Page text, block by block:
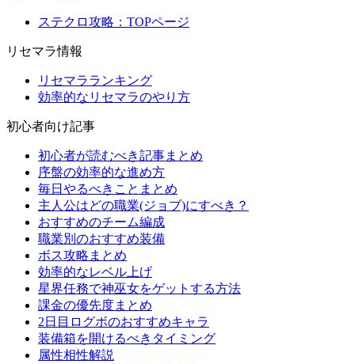
ステクロ攻略：TOPページ
リセマラ情報
リセマラランキング
効率的なリセマラのやり方
初心者向け記事
初心者が読むべき記事まとめ
序盤の効率的な進め方
毎日やるべきことまとめ
主人公はどの職業(ジョブ)にすべき？
おすすめのチーム編成
職業別のおすすめ装備
ボス攻略まとめ
効率的なレベル上げ
星界任務で神巫女をゲットする方法
課金の優先度まとめ
2日目ログボのおすすめキャラ
装備箱を開けるべきタイミング
属性相性解説